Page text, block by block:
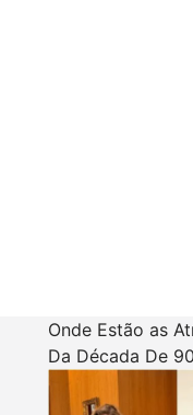
Onde Estão as
Da Década De